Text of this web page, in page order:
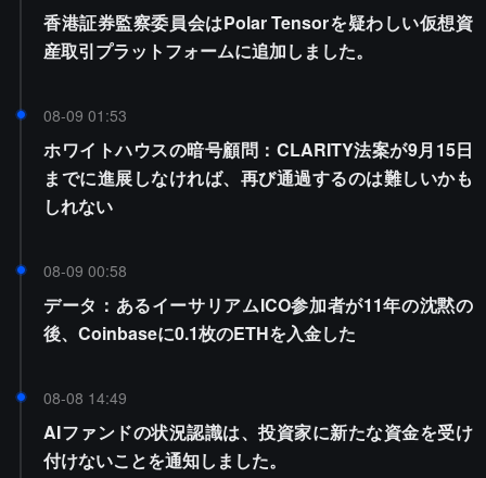
香港証券監察委員会はPolar Tensorを疑わしい仮想資
産取引プラットフォームに追加しました。
08-09 01:53
ホワイトハウスの暗号顧問：CLARITY法案が9月15日
までに進展しなければ、再び通過するのは難しいかも
しれない
08-09 00:58
データ：あるイーサリアムICO参加者が11年の沈黙の
後、Coinbaseに0.1枚のETHを入金した
08-08 14:49
AIファンドの状況認識は、投資家に新たな資金を受け
付けないことを通知しました。